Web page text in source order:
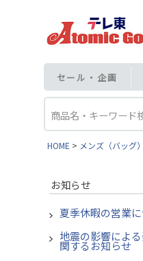
セール・企画
HOME メンズ（バッグ）
お知らせ
夏季休暇の営業
地震の影響によ
関するお知らせ